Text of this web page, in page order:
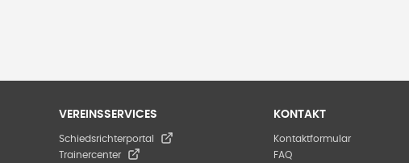
VEREINSSERVICES
Schiedsrichterportal
Trainercenter
KONTAKT
Kontaktformular
FAQ